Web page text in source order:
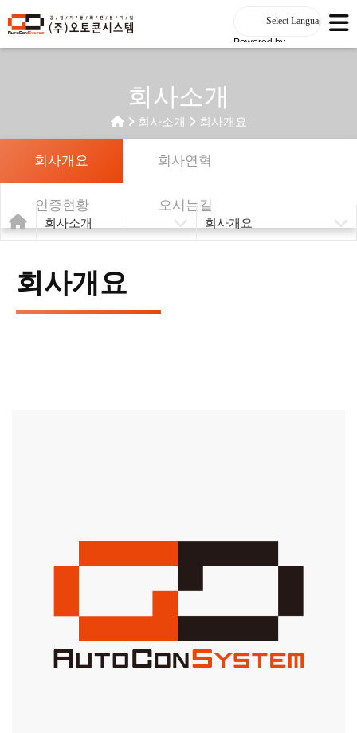
Powered by
회사소개
회사소개 회사개요
회사개요 회사연혁
인증현황 오시는길
회사소개 회사개요
회사개요